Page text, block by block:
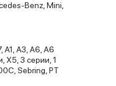
Benz, Mini,
A1, A3, A6, A6
X5, 3 серии, 1
Sebring, PT